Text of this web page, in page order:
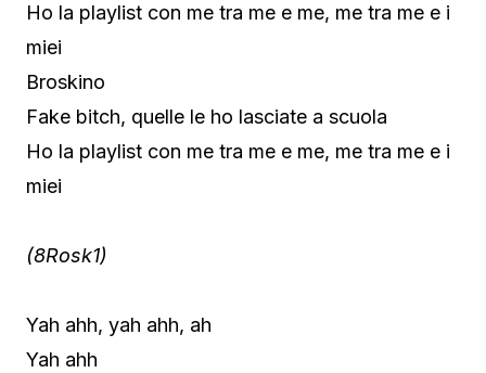
Ho la playlist con me tra me e me, me tra me e i
miei
Broskino
Fake bitch, quelle le ho lasciate a scuola
Ho la playlist con me tra me e me, me tra me e i
miei
(8Rosk1)
Yah ahh, yah ahh, ah
Yah ahh